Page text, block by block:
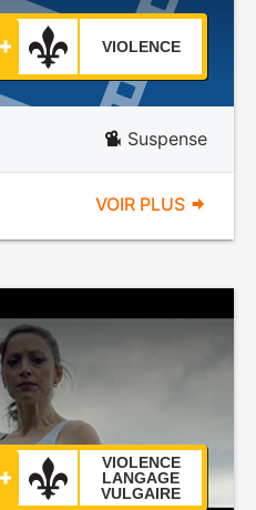
VIOLENCE
Suspense
VOIR PLUS
VIOLENCE
LANGAGE
VULGAIRE